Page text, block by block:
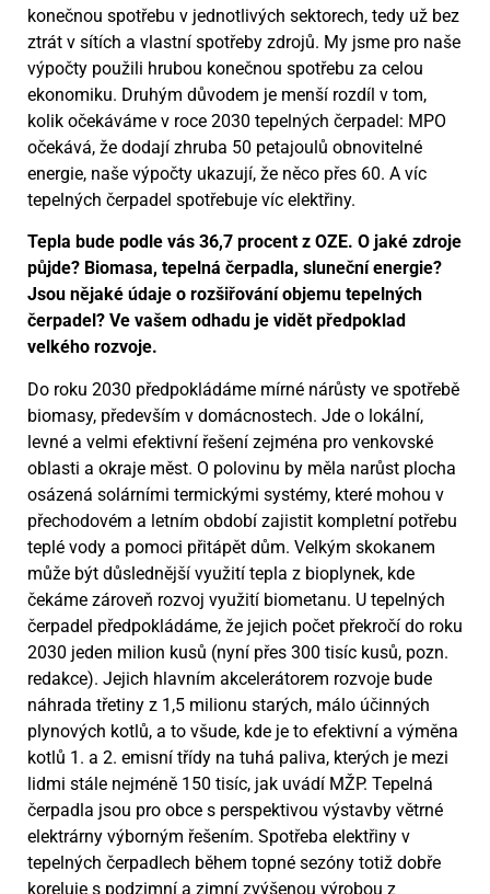
konečnou spotřebu v jednotlivých sektorech, tedy už bez
ztrát v sítích a vlastní spotřeby zdrojů. My jsme pro naše
výpočty použili hrubou konečnou spotřebu za celou
ekonomiku. Druhým důvodem je menší rozdíl v tom,
kolik očekáváme v roce 2030 tepelných čerpadel: MPO
očekává, že dodají zhruba 50 petajoulů obnovitelné
energie, naše výpočty ukazují, že něco přes 60. A víc
tepelných čerpadel spotřebuje víc elektřiny.
Tepla bude podle vás 36,7 procent z OZE. O jaké zdroje
půjde? Biomasa, tepelná čerpadla, sluneční energie?
Jsou nějaké údaje o rozšiřování objemu tepelných
čerpadel? Ve vašem odhadu je vidět předpoklad
velkého rozvoje.
Do roku 2030 předpokládáme mírné nárůsty ve spotřebě
biomasy, především v domácnostech. Jde o lokální,
levné a velmi efektivní řešení zejména pro venkovské
oblasti a okraje měst. O polovinu by měla narůst plocha
osázená solárními termickými systémy, které mohou v
přechodovém a letním období zajistit kompletní potřebu
teplé vody a pomoci přitápět dům. Velkým skokanem
může být důslednější využití tepla z bioplynek, kde
čekáme zároveň rozvoj využití biometanu. U tepelných
čerpadel předpokládáme, že jejich počet překročí do roku
2030 jeden milion kusů (nyní přes 300 tisíc kusů, pozn.
redakce). Jejich hlavním akcelerátorem rozvoje bude
náhrada třetiny z 1,5 milionu starých, málo účinných
plynových kotlů, a to všude, kde je to efektivní a výměna
kotlů 1. a 2. emisní třídy na tuhá paliva, kterých je mezi
lidmi stále nejméně 150 tisíc, jak uvádí MŽP. Tepelná
čerpadla jsou pro obce s perspektivou výstavby větrné
elektrárny výborným řešením. Spotřeba elektřiny v
tepelných čerpadlech během topné sezóny totiž dobře
koreluje s podzimní a zimní zvýšenou výrobou z